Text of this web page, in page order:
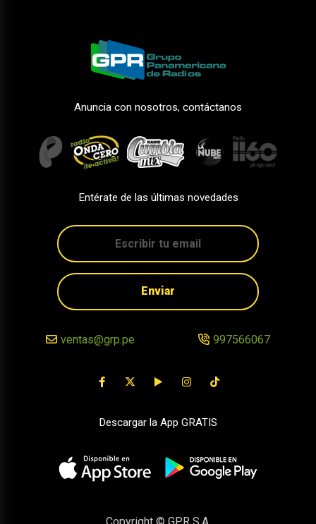
Anuncia con nosotros, contáctanos
Entérate de las últimas novedades
Enviar
ventas@grp.pe 997566067
Descargar la App GRATIS
Copyright © GPR S.A.